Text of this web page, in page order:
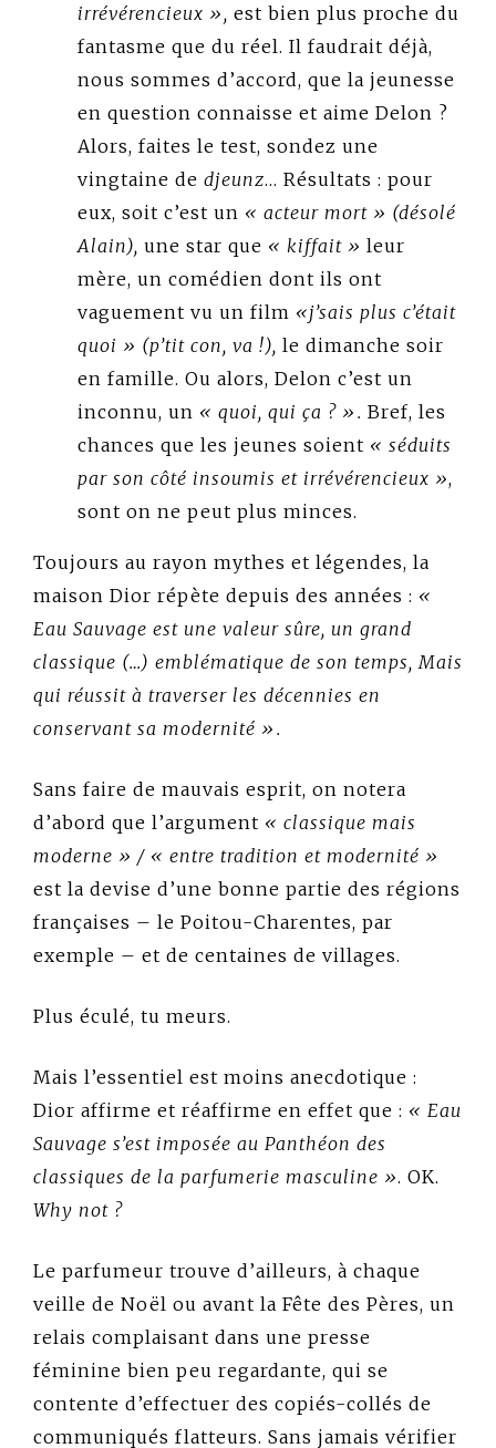
irrévérencieux », est bien plus proche du
fantasme que du réel. Il faudrait déjà,
nous sommes d’accord, que la jeunesse
en question connaisse et aime Delon ?
Alors, faites le test, sondez une
vingtaine de djeunz… Résultats : pour
eux, soit c’est un « acteur mort » (désolé
Alain), une star que « kiffait » leur
mère, un comédien dont ils ont
vaguement vu un film «j’sais plus c’était
quoi » (p’tit con, va !), le dimanche soir
en famille. Ou alors, Delon c’est un
inconnu, un « quoi, qui ça ? ». Bref, les
chances que les jeunes soient « séduits
par son côté insoumis et irrévérencieux »,
sont on ne peut plus minces.
Toujours au rayon mythes et légendes, la
maison Dior répète depuis des années : «
Eau Sauvage est une valeur sûre, un grand
classique (…) emblématique de son temps, Mais
qui réussit à traverser les décennies en
conservant sa modernité ».
Sans faire de mauvais esprit, on notera
d’abord que l’argument « classique mais
moderne » / « entre tradition et modernité »
est la devise d’une bonne partie des régions
françaises – le Poitou-Charentes, par
exemple – et de centaines de villages.
Plus éculé, tu meurs.
Mais l’essentiel est moins anecdotique :
Dior affirme et réaffirme en effet que : « Eau
Sauvage s’est imposée au Panthéon des
classiques de la parfumerie masculine ». OK.
Why not ?
Le parfumeur trouve d’ailleurs, à chaque
veille de Noël ou avant la Fête des Pères, un
relais complaisant dans une presse
féminine bien peu regardante, qui se
contente d’effectuer des copiés-collés de
communiqués flatteurs. Sans jamais vérifier